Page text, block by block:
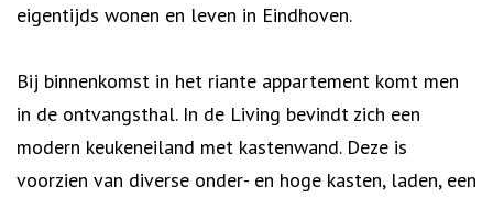
eigentijds wonen en leven in Eindhoven.
Bij binnenkomst in het riante appartement komt men
in de ontvangsthal. In de Living bevindt zich een
modern keukeneiland met kastenwand. Deze is
voorzien van diverse onder- en hoge kasten, laden, een